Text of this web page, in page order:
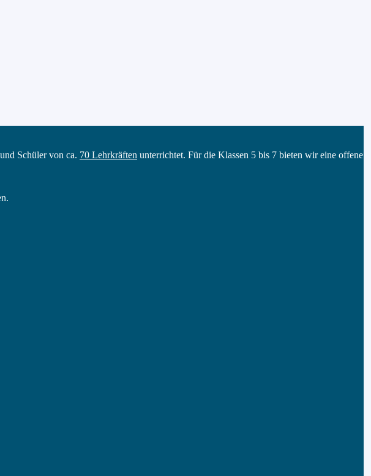
Schüler von ca. 70 Lehrkräften unterrichtet. Für die Klassen 5 bis 7 bieten wir eine offene